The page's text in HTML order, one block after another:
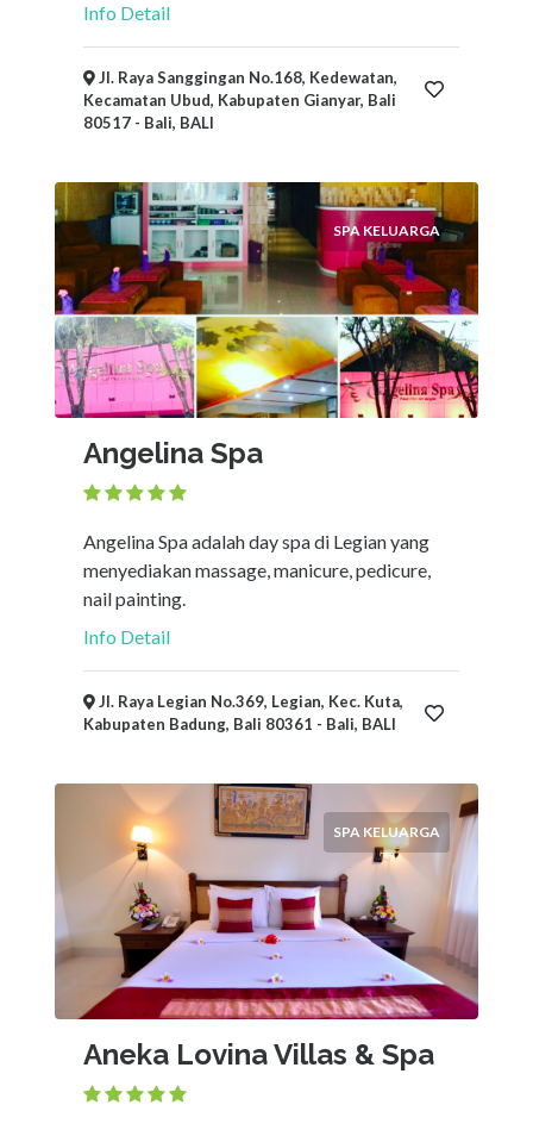
Info Detail
Jl. Raya Sanggingan No.168, Kedewatan,
Kecamatan Ubud, Kabupaten Gianyar, Bali
80517 - Bali, BALI
SPA KELUARGA
Angelina Spa
Angelina Spa adalah day spa di Legian yang
menyediakan massage, manicure, pedicure,
nail painting.
Info Detail
Jl. Raya Legian No.369, Legian, Kec. Kuta,
Kabupaten Badung, Bali 80361 - Bali, BALI
SPA KELUARGA
Aneka Lovina Villas & Spa